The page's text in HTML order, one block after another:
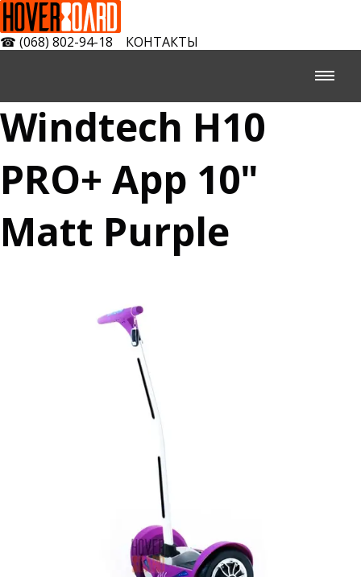
☎ (068) 802-94-18 КОНТАКТЫ
Windtech H10
PRO+ App 10"
Matt Purple